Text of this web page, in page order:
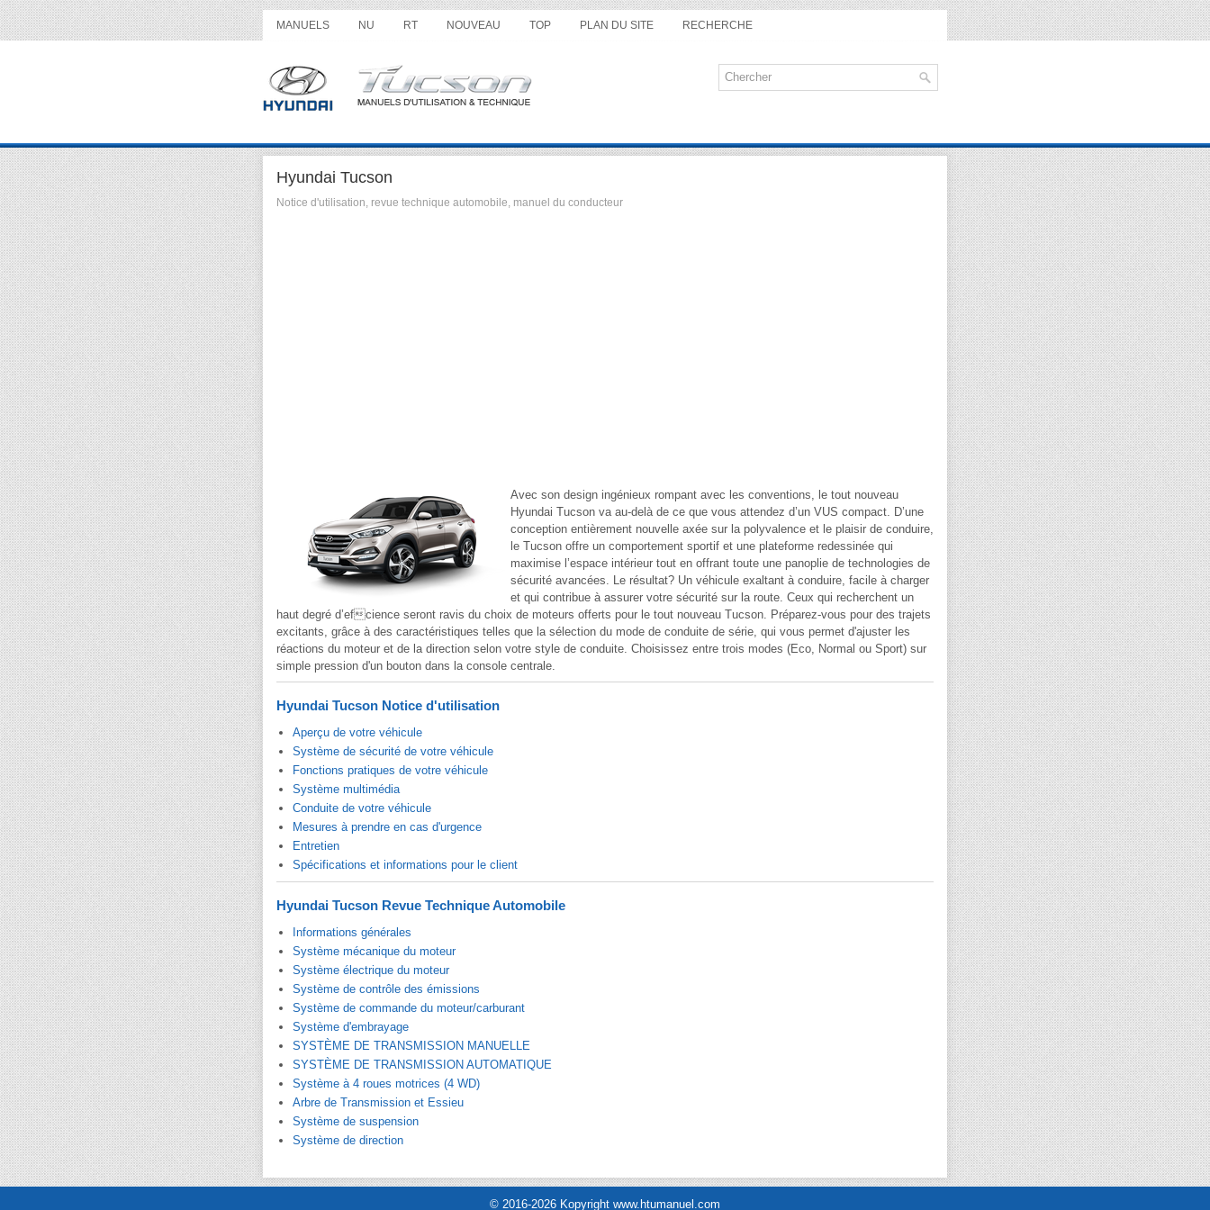
MANUELS NU RT NOUVEAU TOP PLAN DU SITE RECHERCHE
Hyundai Tucson
Notice d'utilisation, revue technique automobile, manuel du conducteur
Avec son design ingénieux rompant avec les conventions, le tout nouveau
Hyundai Tucson va au-delà de ce que vous attendez d’un VUS compact. D’une
conception entièrement nouvelle axée sur la polyvalence et le plaisir de conduire,
le Tucson offre un comportement sportif et une plateforme redessinée qui
maximise l’espace intérieur tout en offrant toute une panoplie de technologies de
sécurité avancées. Le résultat? Un véhicule exaltant à conduire, facile à charger
et qui contribue à assurer votre sécurité sur la route. Ceux qui recherchent un
haut degré d’efcience seront ravis du choix de moteurs offerts pour le tout nouveau Tucson. Préparez-vous pour des trajets
excitants, grâce à des caractéristiques telles que la sélection du mode de conduite de série, qui vous permet d'ajuster les
réactions du moteur et de la direction selon votre style de conduite. Choisissez entre trois modes (Eco, Normal ou Sport) sur
simple pression d'un bouton dans la console centrale.
Hyundai Tucson Notice d'utilisation
Aperçu de votre véhicule
Système de sécurité de votre véhicule
Fonctions pratiques de votre véhicule
Système multimédia
Conduite de votre véhicule
Mesures à prendre en cas d'urgence
Entretien
Spécifications et informations pour le client
Hyundai Tucson Revue Technique Automobile
Informations générales
Système mécanique du moteur
Système électrique du moteur
Système de contrôle des émissions
Système de commande du moteur/carburant
Système d'embrayage
SYSTÈME DE TRANSMISSION MANUELLE
SYSTÈME DE TRANSMISSION AUTOMATIQUE
Système à 4 roues motrices (4 WD)
Arbre de Transmission et Essieu
Système de suspension
Système de direction
© 2016-2026 Kopyright www.htumanuel.com